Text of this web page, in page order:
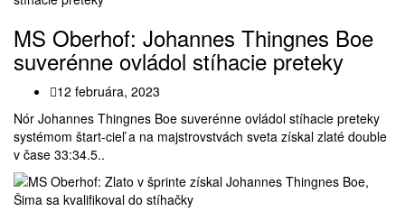
MS Oberhof: Johannes Thingnes Boe
suverénne ovládol stíhacie preteky
12 februára, 2023
Nór Johannes Thingnes Boe suverénne ovládol stíhacie preteky
systémom štart-cieľ a na majstrovstvách sveta získal zlaté double
v čase 33:34.5..